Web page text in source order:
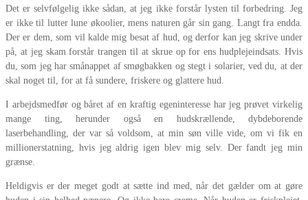
Det er selvfølgelig ikke sådan, at jeg ikke forstår lysten til forbedring. Jeg
er ikke til lutter lune økoolier, mens naturen går sin gang. Langt fra endda.
Der er dem, som vil kalde mig besat af hud, og derfor kan jeg skrive under
på, at jeg skam forstår trangen til at skrue op for ens hudplejeindsats. Hvis
du, som jeg har smånappet af smøgbakken og stegt i solarier, ved du, at der
skal noget til, for at få sundere, friskere og glattere hud.
I arbejdsmedfør og båret af en kraftig egeninteresse har jeg prøvet virkelig
mange ting, herunder også en hudskrællende, dybdeborende
laserbehandling, der var så voldsom, at min søn ville vide, om vi fik en
millionerstatning, hvis jeg aldrig igen blev mig selv. Der fandt jeg min
grænse.
Heldigvis er der meget godt at sætte ind med, når det gælder om at gøre